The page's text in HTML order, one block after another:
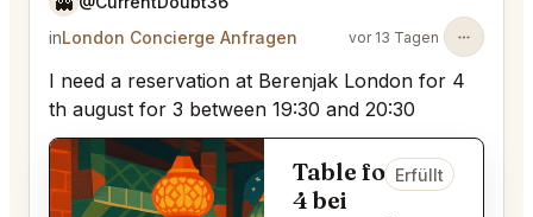
inLondon Concierge Anfragen vor 13 Tagen
I need a reservation at Berenjak London for 4
th august for 3 between 19:30 and 20:30
Table for
4 bei
Erfüllt